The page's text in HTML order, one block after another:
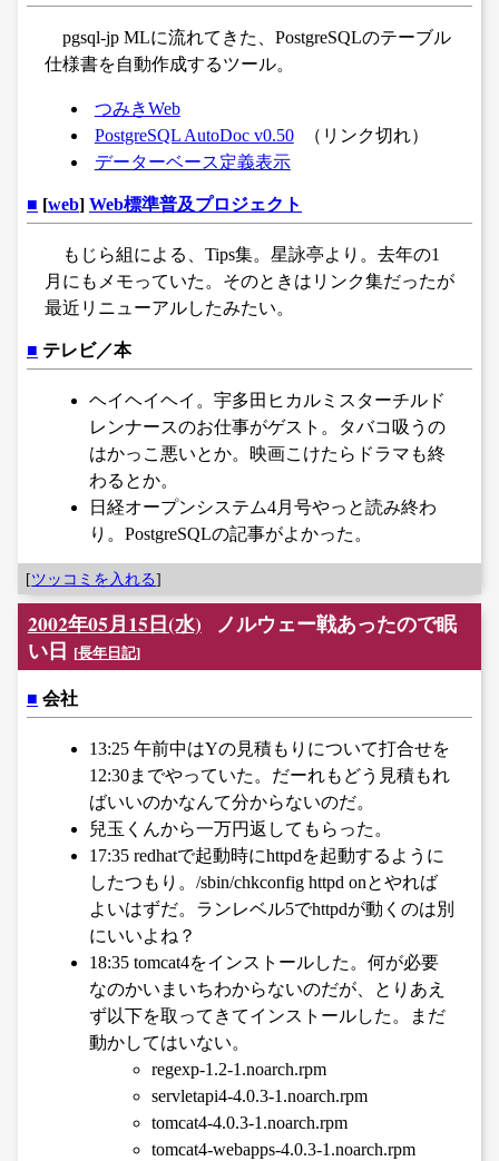
pgsql-jp MLに流れてきた、PostgreSQLのテーブル
仕様書を自動作成するツール。
つみきWeb
PostgreSQL AutoDoc v0.50
（リンク切れ）
データーベース定義表示
■ [web] Web標準普及プロジェクト
もじら組による、Tips集。星詠亭より。去年の1
月にもメモっていた。そのときはリンク集だったが
最近リニューアルしたみたい。
■ テレビ／本
ヘイヘイヘイ。宇多田ヒカルミスターチルド
レンナースのお仕事がゲスト。タバコ吸うの
はかっこ悪いとか。映画こけたらドラマも終
わるとか。
日経オープンシステム4月号やっと読み終わ
り。PostgreSQLの記事がよかった。
[ツッコミを入れる]
2002年05月15日(水)
ノルウェー戦あったので眠
い日
[長年日記]
■ 会社
13:25 午前中はYの見積もりについて打合せを
12:30までやっていた。だーれもどう見積もれ
ばいいのかなんて分からないのだ。
兒玉くんから一万円返してもらった。
17:35 redhatで起動時にhttpdを起動するように
したつもり。/sbin/chkconfig httpd onとやれば
よいはずだ。ランレベル5でhttpdが動くのは別
にいいよね？
18:35 tomcat4をインストールした。何が必要
なのかいまいちわからないのだが、とりあえ
ず以下を取ってきてインストールした。まだ
動かしてはいない。
regexp-1.2-1.noarch.rpm
servletapi4-4.0.3-1.noarch.rpm
tomcat4-4.0.3-1.noarch.rpm
tomcat4-webapps-4.0.3-1.noarch.rpm